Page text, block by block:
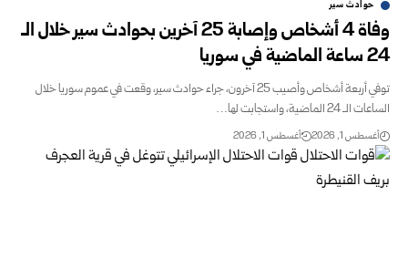
‏حوادث سير
وفاة 4 أشخاص وإصابة 25 آخرين بحوادث سير ‏خلال الـ
24 ساعة الماضية في سوريا‎
توفي أربعة أشخاص وأصيب 25 آخرون، جراء ‏حوادث سير، وقعت في عموم سوريا خلال
الساعات ‏الـ 24 الماضية، واستجابت لها…
أغسطس 1, 2026 أغسطس 1, 2026